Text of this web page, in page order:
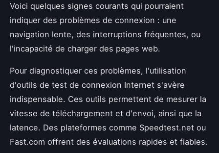
Voici quelques signes courants qui pourraient
indiquer des problèmes de connexion : une
navigation lente, des interruptions fréquentes, ou
l'incapacité de charger des pages web.
Pour diagnostiquer ces problèmes, l'utilisation
d'outils de test de connexion Internet s'avère
indispensable. Ces outils permettent de mesurer la
vitesse de téléchargement et d'envoi, ainsi que la
latence. Des plateformes comme Speedtest.net ou
Fast.com offrent des évaluations rapides et fiables.